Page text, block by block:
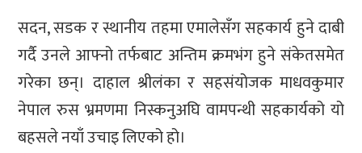
सदन, सडक र स्थानीय तहमा एमालेसँग सहकार्य हुने दाबी
गर्दै उनले आफ्नो तर्फबाट अन्तिम क्रमभंग हुने संकेतसमेत
गरेका छन्। दाहाल श्रीलंका र सहसंयोजक माधवकुमार
नेपाल रुस भ्रमणमा निस्कनुअघि वामपन्थी सहकार्यको यो
बहसले नयाँ उचाइ लिएको हो।